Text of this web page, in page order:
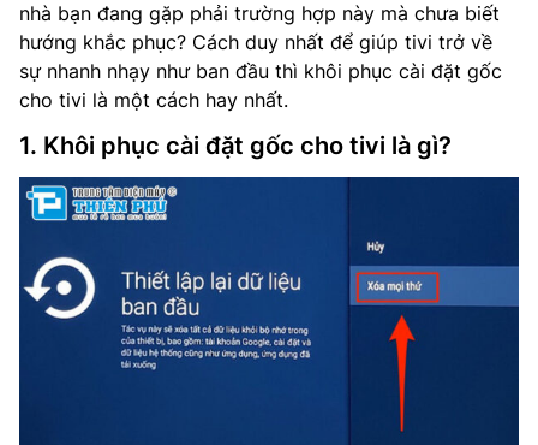
nhà bạn đang gặp phải trường hợp này mà chưa biết
hướng khắc phục? Cách duy nhất để giúp tivi trở về
sự nhanh nhạy như ban đầu thì khôi phục cài đặt gốc
cho tivi là một cách hay nhất.
1. Khôi phục cài đặt gốc cho tivi là gì?